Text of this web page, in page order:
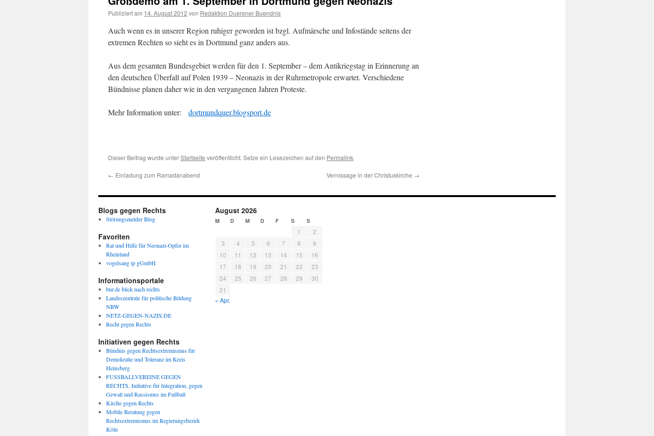
Publiziert am 14. August 2012 von Redaktion Duerener Buendnis
Auch wenn es in unserer Region ruhiger geworden ist bzgl. Aufmärsche und Infostände seitens der
extremen Rechten so sieht es in Dortmund ganz anders aus.
Aus dem gesamten Bundesgebiet werden für den 1. September – dem Antikriegstag in Erinnerung an
den deutschen Überfall auf Polen 1939 – Neonazis in der Ruhrmetropole erwartet. Verschiedene
Bündnisse planen daher wie in den vergangenen Jahren Proteste.
Mehr Information unter: dortmundquer.blogsport.de
Dieser Beitrag wurde unterStartseite veröffentlicht. Setze ein Lesezeichen auf den Permalink.
← Einladung zum Ramadanabend Vernissage in der Christuskirche →
Blogs gegen Rechts
Störungsmelder Blog
Favoriten
Rat und Hilfe für Neonazi-Opfer im
Rheinland
vogelsang ip gGmbH
Informationsportale
bnr.de blick nach rechts
Landeszentrale für politische Bildung
NRW
NETZ-GEGEN-NAZIS.DE
Recht gegen Rechts
Initiativen gegen Rechts
Bündnis gegen Rechtsextremismus für
Demokratie und Toleranz im Kreis
Heinsberg
FUSSBALLVEREINE GEGEN
RECHTS, Initiative für Integration, gegen
Gewalt und Rassismus im Fußball
Kirche gegen Rechts
Mobile Beratung gegen
Rechtsextremismus im Regierungsbezirk
Köln
August 2026
M D M D F S S
1
2
3
4 5 6 7 8
9
10
11 12 13 14 15
16
17
18 19 20 21 22
23
24
25 26 27 28 29
30
31
« Apr.